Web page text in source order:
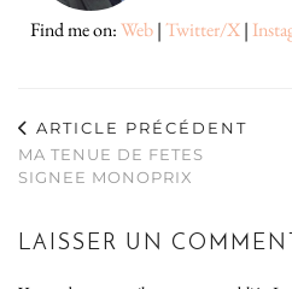
Find me on:Web|Twitter/X|
ARTICLE PRÉCÉDENT
MA TENUE DE FETES
SIGNEE MONOPRIX
LAISSER UN